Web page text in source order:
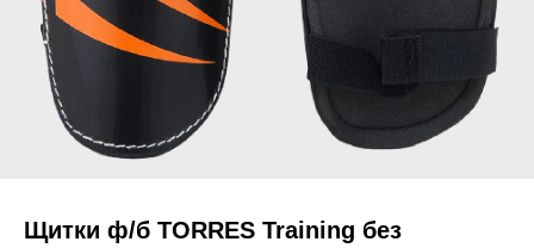
Щитки ф/б TORRES Training без